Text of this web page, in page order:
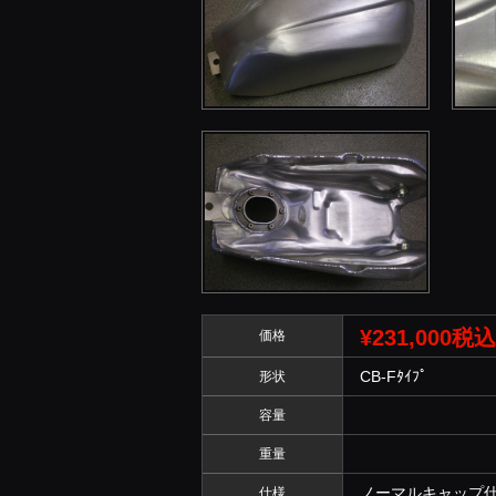
価格 ¥231,000税込
形状 CB-Fﾀｲﾌﾟ
容量
重量